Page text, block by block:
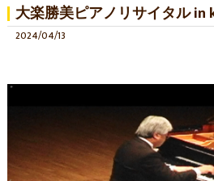
大楽勝美ピアノリサイタル in
2024/04/13